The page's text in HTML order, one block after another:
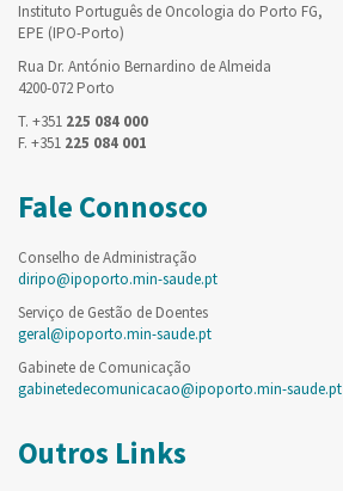
Instituto Português de Oncologia do Porto FG,
EPE (IPO-Porto)
Rua Dr. António Bernardino de Almeida
4200-072 Porto
T. +351 225 084 000
F. +351 225 084 001
Fale Connosco
Conselho de Administração
diripo@ipoporto.min-saude.pt
Serviço de Gestão de Doentes
geral@ipoporto.min-saude.pt
Gabinete de Comunicação
gabinetedecomunicacao@ipoporto.min-saude.pt
Outros Links